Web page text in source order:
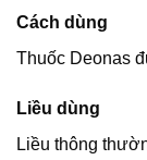
Cách dùng
Thuốc Deonas
Liều dùng
Liều thông